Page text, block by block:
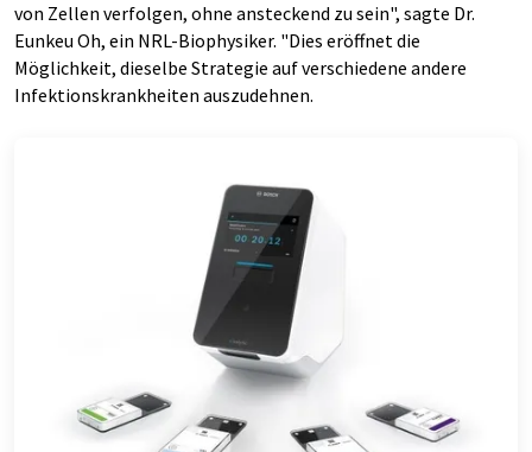
von Zellen verfolgen, ohne ansteckend zu sein", sagte Dr.
Eunkeu Oh, ein NRL-Biophysiker. "Dies eröffnet die
Möglichkeit, dieselbe Strategie auf verschiedene andere
Infektionskrankheiten auszudehnen.